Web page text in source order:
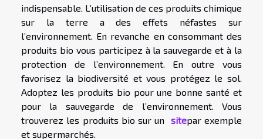
indispensable. L’utilisation de ces produits chimique
sur la terre a des effets néfastes sur
l’environnement. En revanche en consommant des
produits bio vous participez à la sauvegarde et à la
protection de l’environnement. En outre vous
favorisez la biodiversité et vous protégez le sol.
Adoptez les produits bio pour une bonne santé et
pour la sauvegarde de l’environnement. Vous
trouverez les produits bio sur un sitepar exemple
et supermarchés.